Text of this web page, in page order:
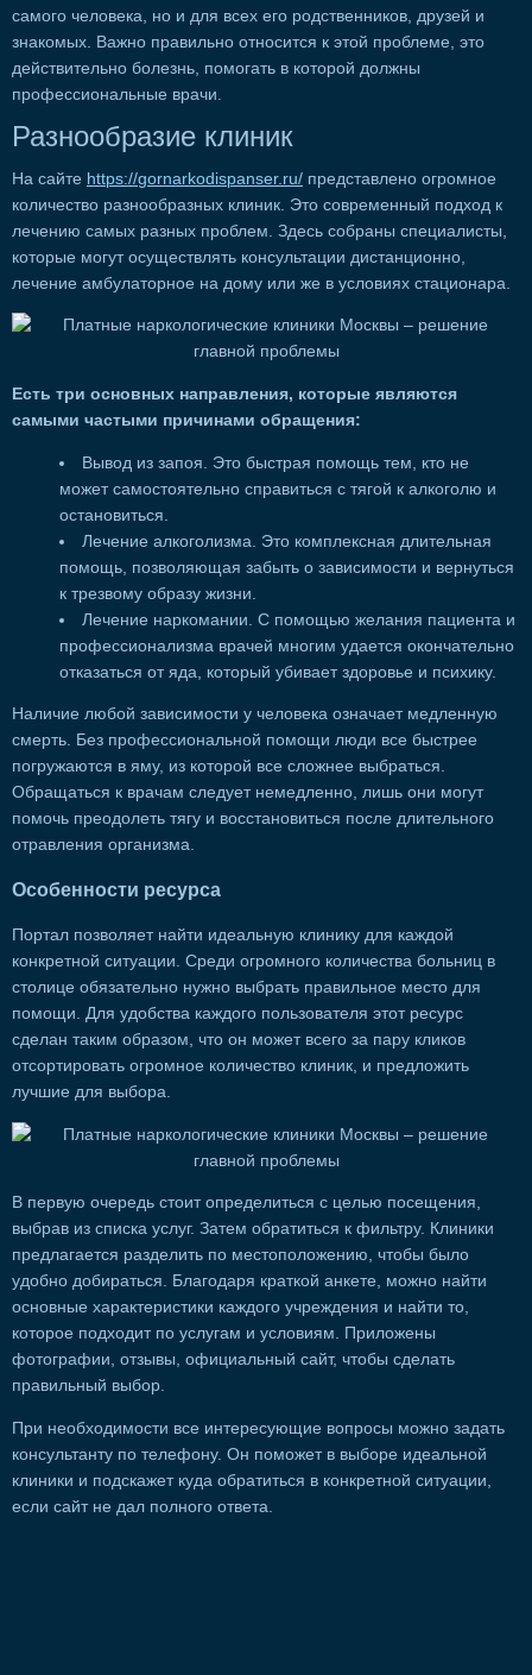
самого человека, но и для всех его родственников, друзей и
знакомых. Важно правильно относится к этой проблеме, это
действительно болезнь, помогать в которой должны
профессиональные врачи.
Разнообразие клиник
На сайте https://gornarkodispanser.ru/ представлено огромное
количество разнообразных клиник. Это современный подход к
лечению самых разных проблем. Здесь собраны специалисты,
которые могут осуществлять консультации дистанционно,
лечение амбулаторное на дому или же в условиях стационара.
Есть три основных направления, которые являются
самыми частыми причинами обращения:
Вывод из запоя. Это быстрая помощь тем, кто не
может самостоятельно справиться с тягой к алкоголю и
остановиться.
Лечение алкоголизма. Это комплексная длительная
помощь, позволяющая забыть о зависимости и вернуться
к трезвому образу жизни.
Лечение наркомании. С помощью желания пациента и
профессионализма врачей многим удается окончательно
отказаться от яда, который убивает здоровье и психику.
Наличие любой зависимости у человека означает медленную
смерть. Без профессиональной помощи люди все быстрее
погружаются в яму, из которой все сложнее выбраться.
Обращаться к врачам следует немедленно, лишь они могут
помочь преодолеть тягу и восстановиться после длительного
отравления организма.
Особенности ресурса
Портал позволяет найти идеальную клинику для каждой
конкретной ситуации. Среди огромного количества больниц в
столице обязательно нужно выбрать правильное место для
помощи. Для удобства каждого пользователя этот ресурс
сделан таким образом, что он может всего за пару кликов
отсортировать огромное количество клиник, и предложить
лучшие для выбора.
В первую очередь стоит определиться с целью посещения,
выбрав из списка услуг. Затем обратиться к фильтру. Клиники
предлагается разделить по местоположению, чтобы было
удобно добираться. Благодаря краткой анкете, можно найти
основные характеристики каждого учреждения и найти то,
которое подходит по услугам и условиям. Приложены
фотографии, отзывы, официальный сайт, чтобы сделать
правильный выбор.
При необходимости все интересующие вопросы можно задать
консультанту по телефону. Он поможет в выборе идеальной
клиники и подскажет куда обратиться в конкретной ситуации,
если сайт не дал полного ответа.